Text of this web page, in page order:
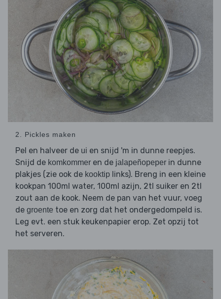
2. Pickles maken
Pel en halveer de ui en snijd 'm in dunne reepjes.
Snijd de komkommer en de jalapeñopeper in dunne
plakjes (zie ook de kooktip links). Breng in een kleine
kookpan 100ml water, 100ml azijn, 2tl suiker en 2tl
zout aan de kook. Neem de pan van het vuur, voeg
de groente toe en zorg dat het ondergedompeld is.
Leg evt. een stuk keukenpapier erop. Zet opzij tot
het serveren.